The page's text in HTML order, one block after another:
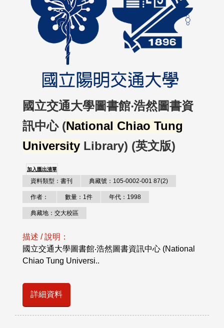
國立交通大學圖書館‧浩然圖書資
訊中心 (National Chiao Tung
University Library) (英文版)
加入匯出清單
資料類型：書刊 典藏號：105-0002-001 87(2)
作者： 數量：1件 年代：1998
典藏地：交大校區
描述 / 說明：
國立交通大學圖書館‧浩然圖書資訊中心 (National
Chiao Tung Universi..
詳細資料